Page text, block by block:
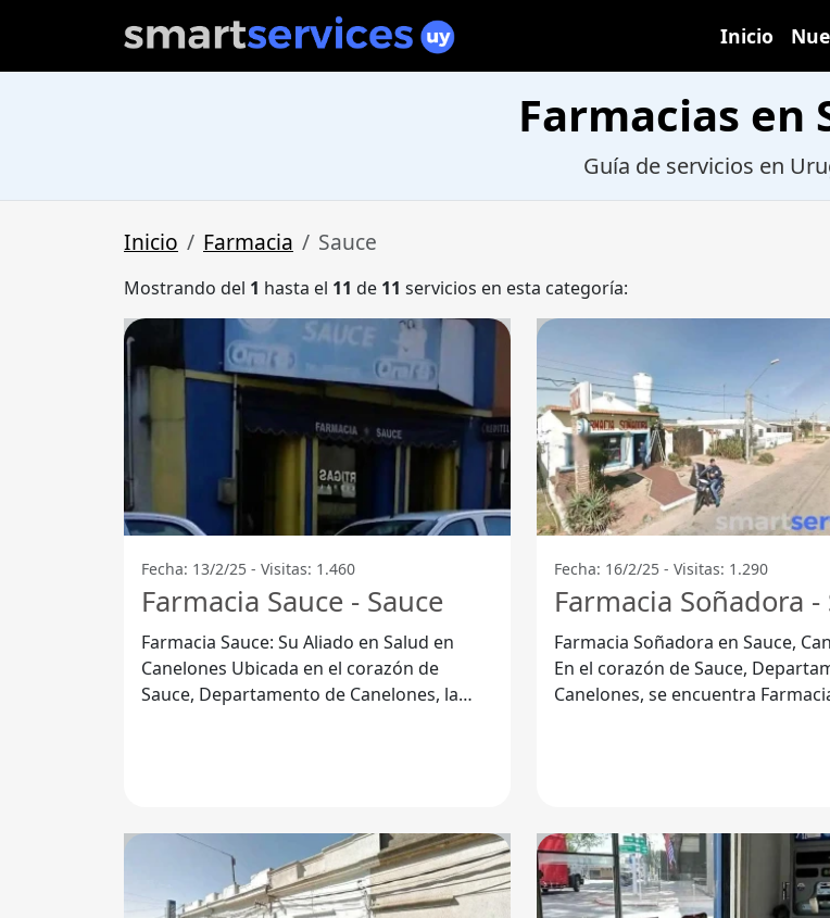
Inicio
Farmacias en
Guía de servicios en
Inicio Farmacia Sauce
Mostrando del 1 hasta el 11 de 11 servicios en esta categoría:
Fecha: 13/2/25 - Visitas: 1.460
Farmacia Sauce - Sauce
Farmacia Sauce: Su Aliado en Salud en
Canelones Ubicada en el corazón de
Sauce, Departamento de Canelones, la
Fecha: 16/2/25 - Visitas: 1.290
Farmacia Soñadora -
Farmacia Soñadora en Sauce,
En el corazón de Sauce,
Canelones, se encuentra